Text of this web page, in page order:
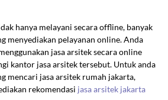
hanya melayani secara offline, banyak
menyediakan pelayanan online. Anda
jasa arsitek secara online
kantor jasa arsitek tersebut. Untuk anda
mencari jasa arsitek rumah jakarta,
rekomendasi jasa arsitek jakarta